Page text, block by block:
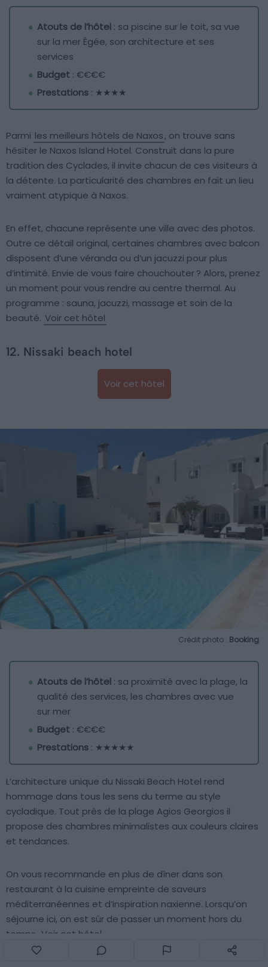
Atouts de l’hôtel : sa piscine sur le toit, sa vue
sur la mer Égée, son architecture et ses
services
Budget : €€€€
Prestations : ★★★★
Parmi les meilleurs hôtels de Naxos, on trouve sans
hésiter le Naxos Island Hotel. Construit dans la pure
tradition des Cyclades, il invite chacun de ces visiteurs à
la détente. La particularité des chambres en fait un lieu
vraiment atypique à Naxos.
En effet, chacune représente une ville avec des photos.
Outre ce détail original, certaines chambres avec balcon
disposent d’une véranda ou d’un jacuzzi pour plus
d’intimité. Envie de vous faire chouchouter ? Alors, prenez
un moment pour vous rendre au centre thermal. Au
programme : sauna, jacuzzi, massage et soin de la
beauté. Voir cet hôtel
12. Nissaki beach hotel
Voir cet hôtel
Crédit photo : Booking
Atouts de l’hôtel : sa proximité avec la plage, la
qualité des services, les chambres avec vue
sur mer
Budget : €€€€
Prestations : ★★★★★
L’architecture unique du Nissaki Beach Hotel rend
hommage dans tous les sens du terme au style
cycladique. Tout près de la plage Agios Georgios il
propose des chambres minimalistes aux couleurs claires
et tendances.
On vous recommande en plus de dîner dans son
restaurant à la cuisine empreinte de saveurs
méditerranéennes et d’inspiration naxienne. Lorsqu’on
séjourne ici, on est sûr de passer un moment hors du
temps. Voir cet hôtel